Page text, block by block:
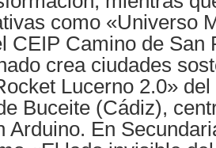
como «Universo
CEIP Camino de San
crea ciudades
Lucerno 2.0»
Buceite (Cádiz),
Arduino. En